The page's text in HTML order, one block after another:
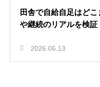
田舎で自給自足はど
や継続のリアルを検証
2026.06.13